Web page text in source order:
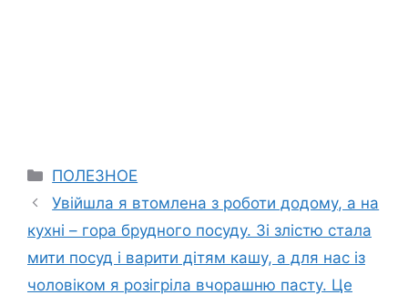
Categories
ПОЛЕЗНОЕ
Увійшла я втомлена з роботи додому, а на
кухні – гора брудного посуду. Зі злістю стала
мити посуд і варити дітям кашу, а для нас із
чоловіком я розігріла вчорашню пасту. Це